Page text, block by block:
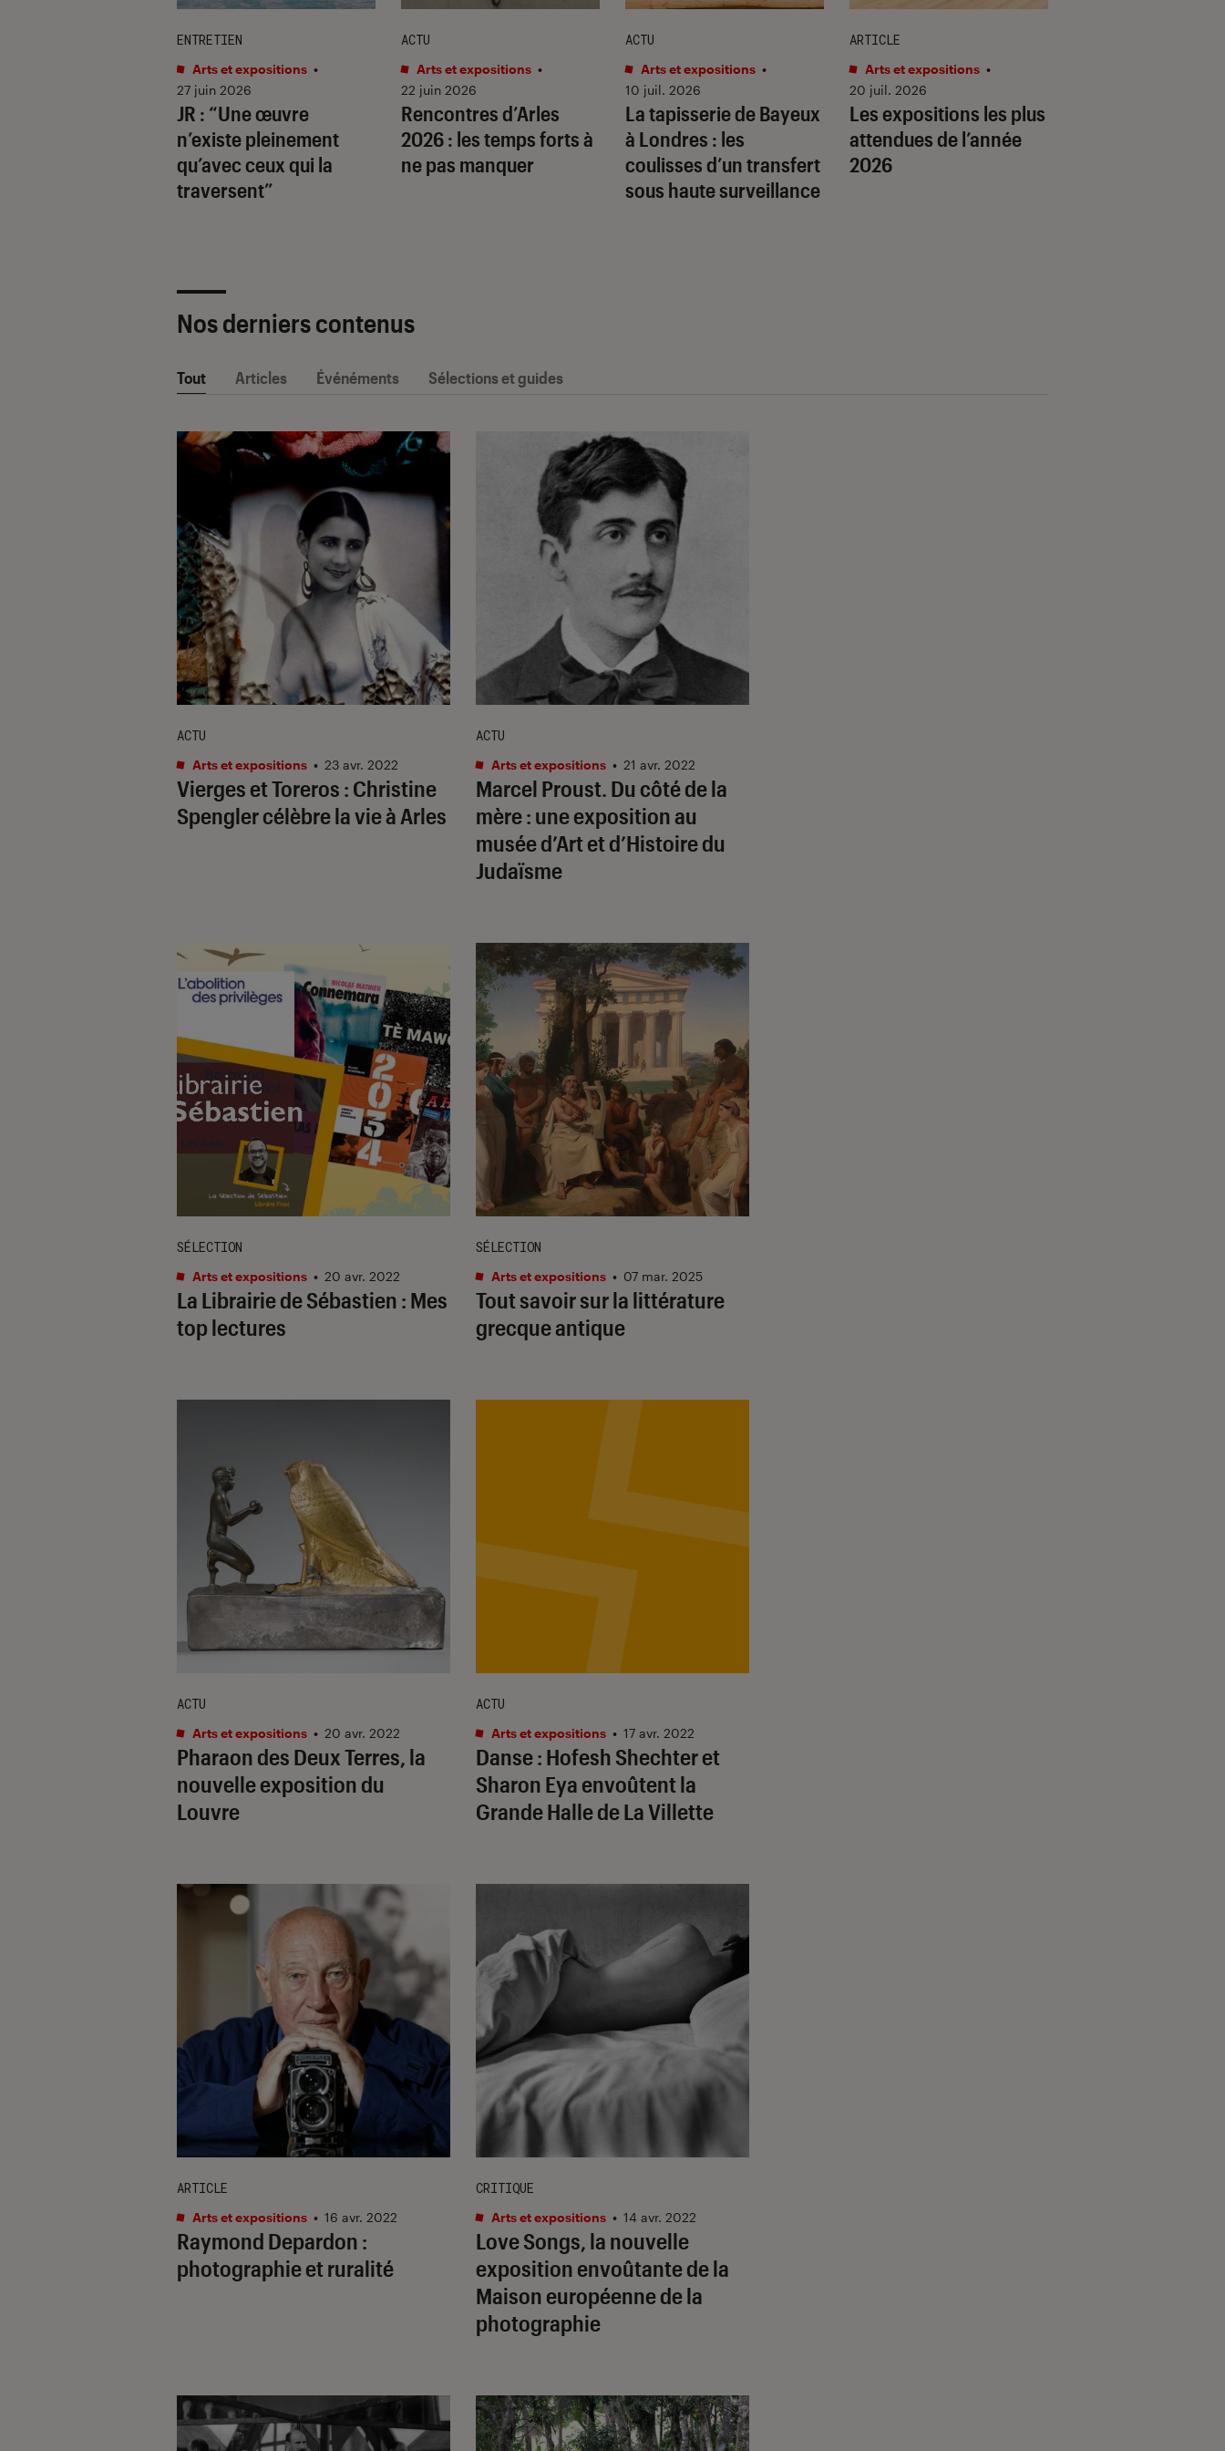
JR : “Une œuvre
n’existe pleinement
qu’avec ceux qui la
traversent”
ENTRETIEN
Arts et expositions •
27 juin 2026
Rencontres d’Arles
2026 : les temps forts à
ne pas manquer
ACTU
Arts et expositions •
22 juin 2026
La tapisserie de Bayeux
à Londres : les
coulisses d’un transfert
sous haute surveillance
ACTU
Arts et expositions •
10 juil. 2026
Les expositions les plus
attendues de l’année
2026
ARTICLE
Arts et expositions •
20 juil. 2026
Nos derniers contenus
Tout Articles Événéments Sélections et guides
Vierges et Toreros : Christine
Spengler célèbre la vie à Arles
ACTU
Arts et expositions • 23 avr. 2022
Marcel Proust. Du côté de la
mère: une exposition au
musée d’Art et d’Histoire du
Judaïsme
ACTU
Arts et expositions • 21 avr. 2022
La Librairie de Sébastien : Mes
top lectures
SÉLECTION
Arts et expositions • 20 avr. 2022
Tout savoir sur la littérature
grecque antique
SÉLECTION
Arts et expositions • 07 mar. 2025
Pharaon des Deux Terres, la
nouvelle exposition du
Louvre
ACTU
Arts et expositions • 20 avr. 2022
Danse : Hofesh Shechter et
Sharon Eya envoûtent la
Grande Halle de La Villette
ACTU
Arts et expositions • 17 avr. 2022
Raymond Depardon :
photographie et ruralité
ARTICLE
Arts et expositions • 16 avr. 2022
Love Songs, la nouvelle
exposition envoûtante de la
Maison européenne de la
photographie
CRITIQUE
Arts et expositions • 14 avr. 2022